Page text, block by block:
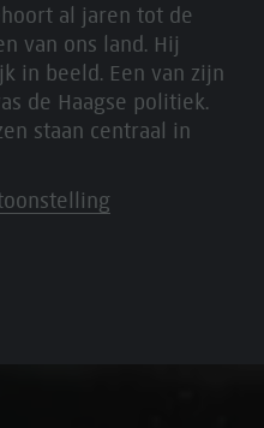
al jaren tot de
van ons land. Hij
in beeld. Een van zijn
de Haagse politiek.
staan centraal in